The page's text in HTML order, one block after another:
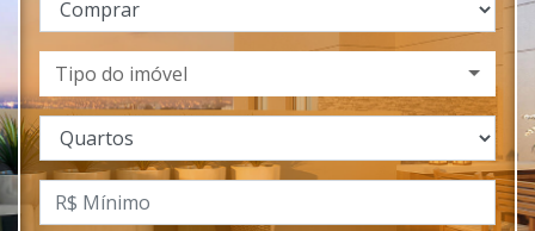
Tipo do imóvel